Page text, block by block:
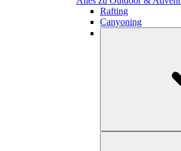
Rafting
Canyoning